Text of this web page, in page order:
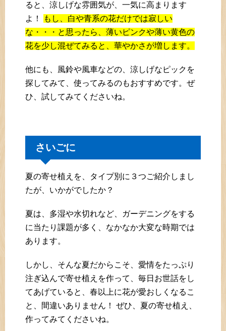
ると、涼しげな雰囲気が、一気に高まります
よ！
もし、白や青系の花だけでは寂しい
な・・・と思ったら、薄いピンクや薄い黄色の
花を少し混ぜてみると、華やかさが増します。
他にも、風鈴や風車などの、涼しげなピックを
探してみて、使ってみるのもおすすめです。ぜ
ひ、試してみてくださいね。
さいごに
夏の寄せ植えを、タイプ別に３つご紹介しまし
たが、いかがでしたか？
夏は、多湿や水切れなど、ガーデニングをする
に当たり課題が多く、なかなか大変な時期では
あります。
しかし、そんな夏だからこそ、愛情をたっぷり
注ぎ込んで寄せ植えを作って、毎日お世話をし
てあげていると、春以上に花が愛おしくなるこ
と、間違いありません！ ぜひ、夏の寄せ植え、
作ってみてくださいね。